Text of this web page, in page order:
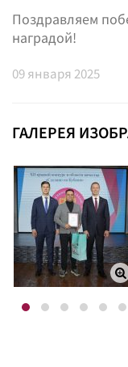
Поздравляем
наградой!
09января 2025
ГАЛЕРЕЯ